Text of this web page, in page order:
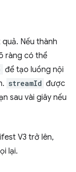
Nếu thành
ràng có thể
để tạo luồng nội
streamId được
sau vài giây nếu
V3 trở lên,
lại.